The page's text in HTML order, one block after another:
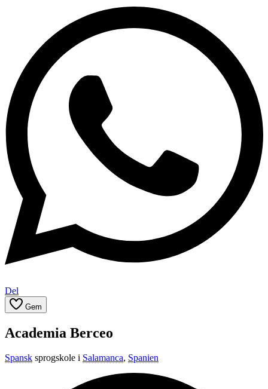
Få personlig rådgivning
Del
Gem
Academia Berceo
Spansk sprogskole i Salamanca, Spanien